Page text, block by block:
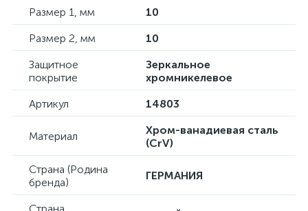
Размер 1, мм
10
Размер 2, мм
10
Защитное
покрытие
Зеркальное
хромникелевое
Артикул
14803
Материал
Хром-ванадиевая сталь
(CrV)
Страна (Родина
бренда)
ГЕРМАНИЯ